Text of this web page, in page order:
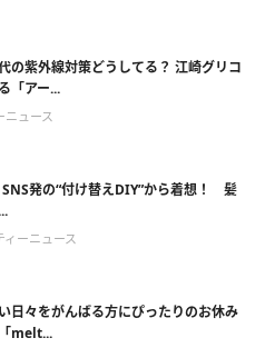
の紫外線対策どうしてる？ 江崎グリコ
「アー...
ニュース
SNS発の“付け替えDIY”から着想！ 髪
ィーニュース
日々をがんばる方にぴったりのお休み
melt...